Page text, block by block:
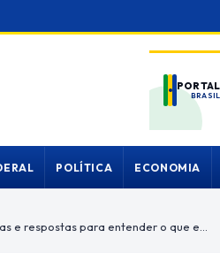
PORTAL
BRASIL
POLÍTICA ECONOMIA